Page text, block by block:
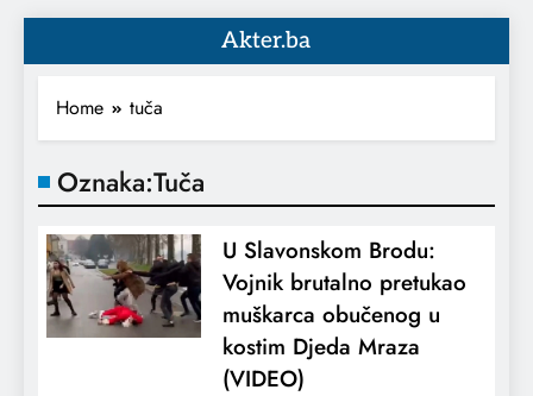
Akter.ba
Home tuča
Oznaka:Tuča
U Slavonskom Brodu:
Vojnik brutalno pretukao
muškarca obučenog u
kostim Djeda Mraza
(VIDEO)